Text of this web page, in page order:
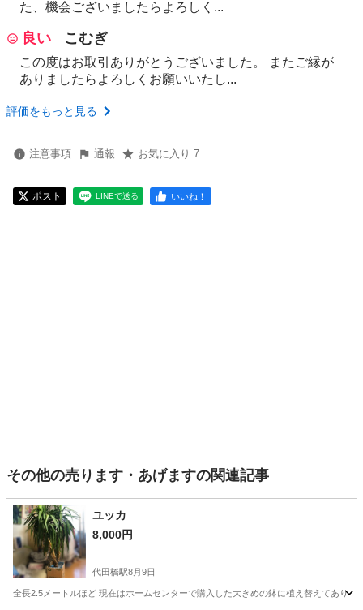
た、機会ございましたらよろしく...
良い こむぎ
この度はお取引ありがとうございました。 またご縁が
ありましたらよろしくお願いいたし...
評価をもっと見る
注意事項 通報 お気に入り 7
ポスト LINEで送る いいね！
その他の売ります・あげますの関連記事
ユッカ
8,000円
代田橋駅8月9日
全長2.5メートルほど 現在はホームセンターで購入した大きめの鉢に植え替えてありま